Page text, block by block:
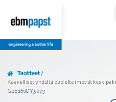
Tuotteet /
Kaavulliset yhdeltä puolelta imevät
G2E160DY5009